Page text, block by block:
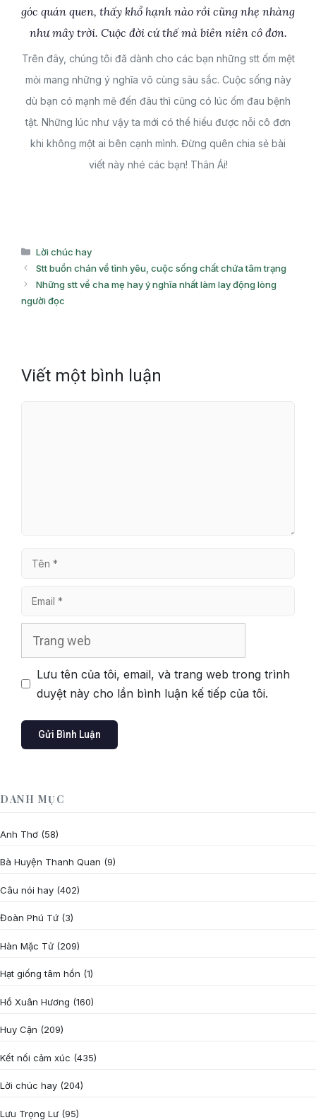
góc quán quen, thấy khổ hạnh nào rồi cũng nhẹ nhàng
như mây trời. Cuộc đời cứ thế mà biên niên cô đơn.
Trên đây, chúng tôi đã dành cho các bạn những stt ốm mệt
mỏi mang những ý nghĩa vô cùng sâu sắc. Cuộc sống này
dù bạn có mạnh mẽ đến đâu thì cũng có lúc ốm đau bệnh
tật. Những lúc như vậy ta mới có thể hiểu được nỗi cô đơn
khi không một ai bên cạnh mình. Đừng quên chia sẻ bài
viết này nhé các bạn! Thân Ái!
Danh
mục
Lời chúc hay
Stt buồn chán về tình yêu, cuộc sống chất chứa tâm trạng
Những stt về cha mẹ hay ý nghĩa nhất làm lay động lòng
người đọc
Viết một bình luận
Tên
Email
Lưu tên của tôi, email, và trang web trong trình
duyệt này cho lần bình luận kế tiếp của tôi.
DANH MỤC
Anh Thơ (58)
Bà Huyện Thanh Quan (9)
Câu nói hay (402)
Đoàn Phú Tứ (3)
Hàn Mặc Tử (209)
Hạt giống tâm hồn (1)
Hồ Xuân Hương (160)
Huy Cận (209)
Kết nối cảm xúc (435)
Lời chúc hay (204)
Lưu Trọng Lư (95)